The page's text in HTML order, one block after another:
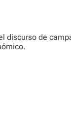
discurso de